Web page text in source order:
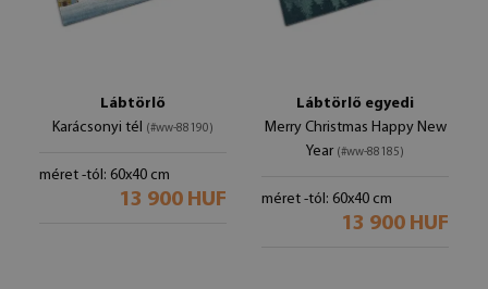
Lábtörlő
Karácsonyi tél (#ww-88190)
méret -tól: 60x40 cm
13 900 HUF
Lábtörlő egyedi
Merry Christmas Happy New
Year (#ww-88185)
méret -tól: 60x40 cm
13 900 HUF